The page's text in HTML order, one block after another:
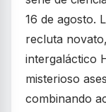
16 de agosto.
recluta
intergaláctico
misterioso
combinando